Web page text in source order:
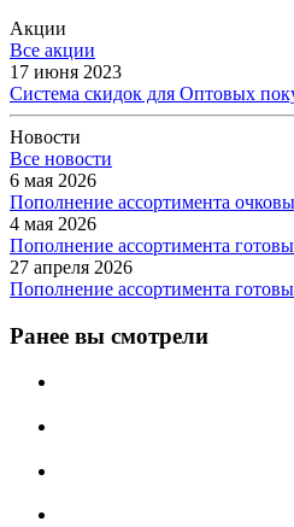
Акции
Все акции
17 июня 2023
Система скидок для Оптовых
Новости
Все новости
6 мая 2026
Пополнение ассортимента
4 мая 2026
Пополнение ассортимента
27 апреля 2026
Пополнение ассортимента
Ранее вы смотрели